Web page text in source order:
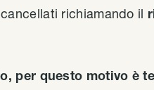
richiamando il
per questo motivo è